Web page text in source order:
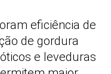
eficiência de
de gordura
e leveduras